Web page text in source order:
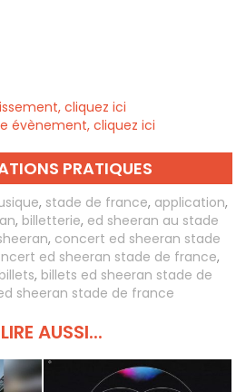
cliquez ici
évènement, cliquez ici
PRATIQUES
, stade de france, application,
, billetterie, ed sheeran au stade
, concert ed sheeran stade
ed sheeran stade de france,
, billets ed sheeran stade de
sheeran stade de france
AUSSI...